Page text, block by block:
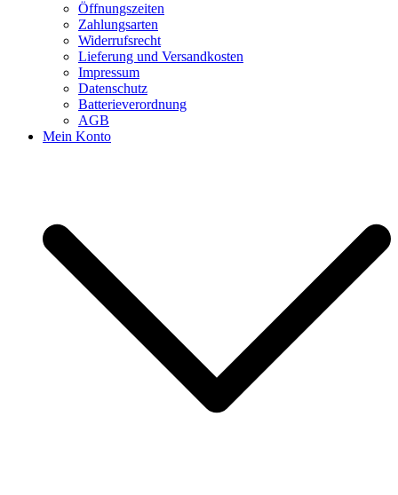
Öffnungszeiten
Zahlungsarten
Widerrufsrecht
Lieferung und Versandkosten
Impressum
Datenschutz
Batterieverordnung
AGB
Mein Konto